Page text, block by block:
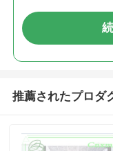
推薦されたプロダ